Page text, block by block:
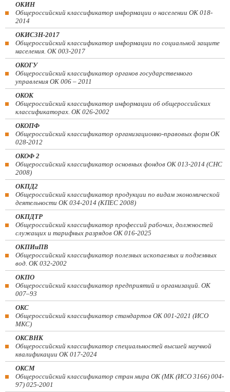
ОКИН
Общероссийский классификатор информации о населении ОК 018-
2014
ОКИСЗН-2017
Общероссийский классификатор информации по социальной защите
населения. ОК 003-2017
ОКОГУ
Общероссийский классификатор органов государственного
управления ОК 006 – 2011
ОКОК
Общероссийский классификатор информации об общероссийских
классификаторах. ОК 026-2002
ОКОПФ
Общероссийский классификатор организационно-правовых форм ОК
028-2012
ОКОФ 2
Общероссийский классификатор основных фондов ОК 013-2014 (СНС
2008)
ОКПД2
Общероссийский классификатор продукции по видам экономической
деятельности ОК 034-2014 (КПЕС 2008)
ОКПДТР
Общероссийский классификатор профессий рабочих, должностей
служащих и тарифных разрядов ОК 016-2025
ОКПИиПВ
Общероссийский классификатор полезных ископаемых и подземных
вод. ОК 032-2002
ОКПО
Общероссийский классификатор предприятий и организаций. ОК
007–93
ОКС
Общероссийский классификатор стандартов ОК 001-2021 (ИСО
МКС)
ОКСВНК
Общероссийский классификатор специальностей высшей научной
квалификации ОК 017-2024
ОКСМ
Общероссийский классификатор стран мира ОК (МК (ИСО 3166) 004-
97) 025-2001